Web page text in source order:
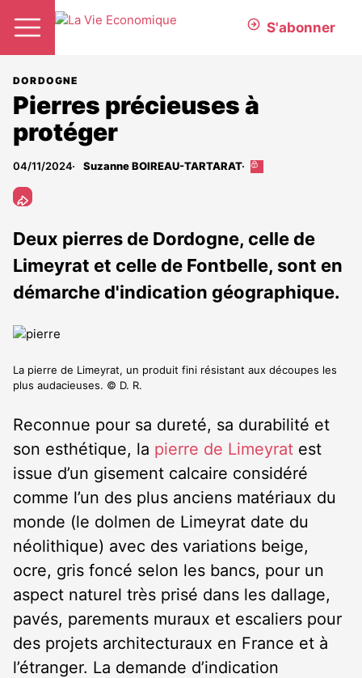
S'abonner
DORDOGNE
Pierres précieuses à
protéger
04/11/2024 Suzanne BOIREAU-TARTARAT
Cet
abonnés
Deux pierres de Dordogne, celle de
Limeyrat et celle de Fontbelle, sont en
démarche d'indication géographique.
La pierre de Limeyrat, un produit fini résistant aux découpes les
plus audacieuses. © D. R.
Reconnue pour sa dureté, sa durabilité et
son esthétique, la pierre de Limeyrat est
issue d’un gisement calcaire considéré
comme l’un des plus anciens matériaux du
monde (le dolmen de Limeyrat date du
néolithique) avec des variations beige,
ocre, gris foncé selon les bancs, pour un
aspect naturel très prisé dans les dallage,
pavés, parements muraux et escaliers pour
des projets architecturaux en France et à
l’étranger. La demande d’indication